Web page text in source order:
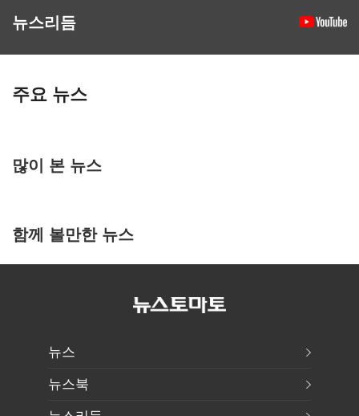
뉴스리듬
주요 뉴스
많이 본 뉴스
함께 볼만한 뉴스
뉴스
뉴스북